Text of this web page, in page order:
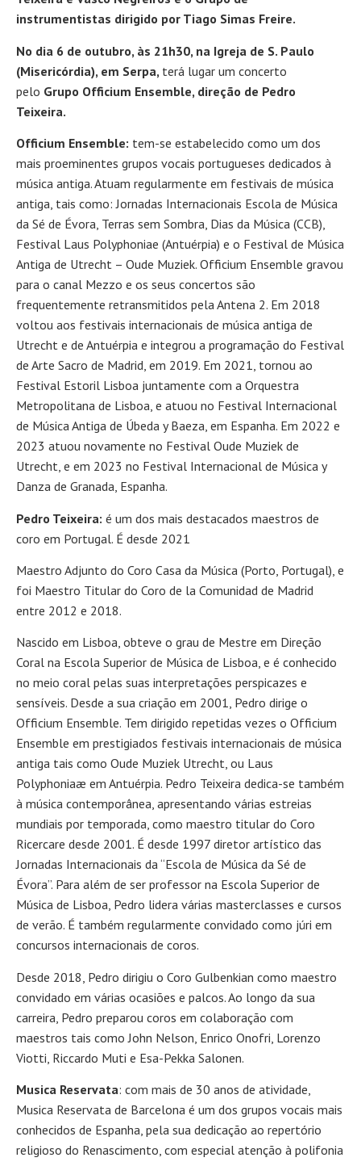
instrumentistas dirigido por Tiago Simas Freire.
No dia 6 de outubro, às 21h30, na Igreja de S. Paulo
(Misericórdia), em Serpa, terá lugar um concerto
pelo Grupo Officium Ensemble, direção de Pedro
Teixeira.
Officium Ensemble: tem-se estabelecido como um dos
mais proeminentes grupos vocais portugueses dedicados à
música antiga. Atuam regularmente em festivais de música
antiga, tais como: Jornadas Internacionais Escola de Música
da Sé de Évora, Terras sem Sombra, Dias da Música (CCB),
Festival Laus Polyphoniae (Antuérpia) e o Festival de Música
Antiga de Utrecht – Oude Muziek. Officium Ensemble gravou
para o canal Mezzo e os seus concertos são
frequentemente retransmitidos pela Antena 2. Em 2018
voltou aos festivais internacionais de música antiga de
Utrecht e de Antuérpia e integrou a programação do Festival
de Arte Sacro de Madrid, em 2019. Em 2021, tornou ao
Festival Estoril Lisboa juntamente com a Orquestra
Metropolitana de Lisboa, e atuou no Festival Internacional
de Música Antiga de Úbeda y Baeza, em Espanha. Em 2022 e
2023 atuou novamente no Festival Oude Muziek de
Utrecht, e em 2023 no Festival Internacional de Música y
Danza de Granada, Espanha.
Pedro Teixeira: é um dos mais destacados maestros de
coro em Portugal. É desde 2021
Maestro Adjunto do Coro Casa da Música (Porto, Portugal), e
foi Maestro Titular do Coro de la Comunidad de Madrid
entre 2012 e 2018.
Nascido em Lisboa, obteve o grau de Mestre em Direção
Coral na Escola Superior de Música de Lisboa, e é conhecido
no meio coral pelas suas interpretações perspicazes e
sensíveis. Desde a sua criação em 2001, Pedro dirige o
Officium Ensemble. Tem dirigido repetidas vezes o Officium
Ensemble em prestigiados festivais internacionais de música
antiga tais como Oude Muziek Utrecht, ou Laus
Polyphoniaæ em Antuérpia. Pedro Teixeira dedica-se também
à música contemporânea, apresentando várias estreias
mundiais por temporada, como maestro titular do Coro
Ricercare desde 2001. É desde 1997 diretor artístico das
Jornadas Internacionais da “Escola de Música da Sé de
Évora”. Para além de ser professor na Escola Superior de
Música de Lisboa, Pedro lidera várias masterclasses e cursos
de verão. É também regularmente convidado como júri em
concursos internacionais de coros.
Desde 2018, Pedro dirigiu o Coro Gulbenkian como maestro
convidado em várias ocasiões e palcos. Ao longo da sua
carreira, Pedro preparou coros em colaboração com
maestros tais como John Nelson, Enrico Onofri, Lorenzo
Viotti, Riccardo Muti e Esa-Pekka Salonen.
Musica Reservata: com mais de 30 anos de atividade,
Musica Reservata de Barcelona é um dos grupos vocais mais
conhecidos de Espanha, pela sua dedicação ao repertório
religioso do Renascimento, com especial atenção à polifonia